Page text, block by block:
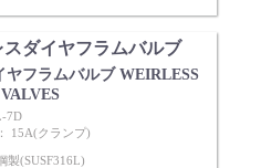
ダイヤフラムバルブ
ヤフラムバルブ WEIRLESS
7D
15A(クランプ)
製(SUSF316L)